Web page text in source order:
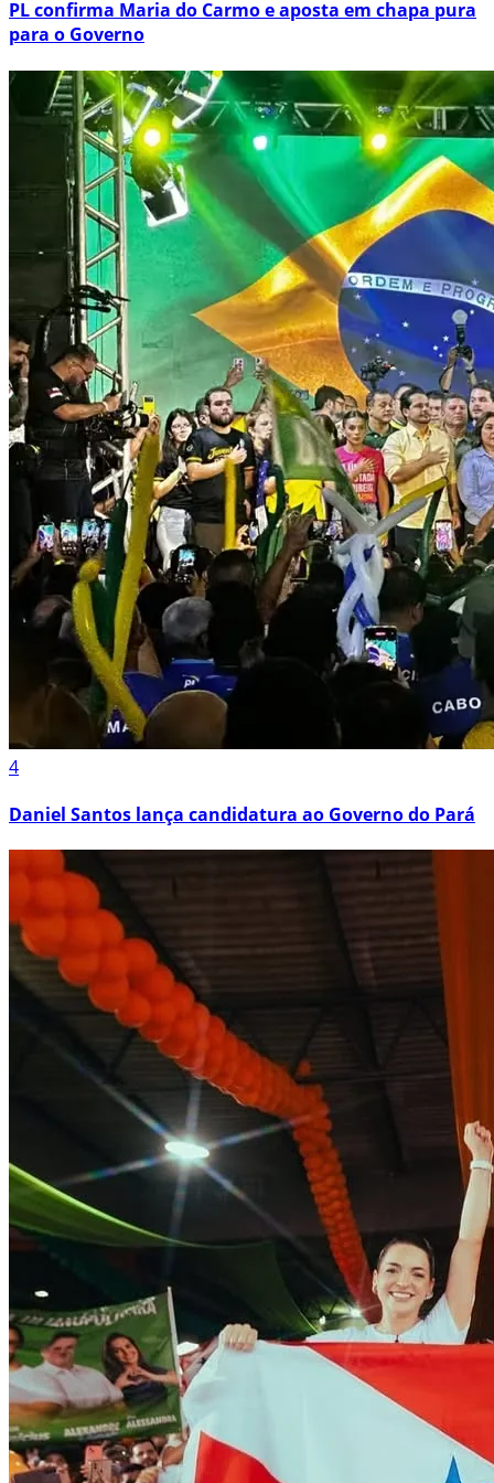
PL confirma Maria do Carmo e aposta em chapa pura
para o Governo
4
Daniel Santos lança candidatura ao Governo do Pará